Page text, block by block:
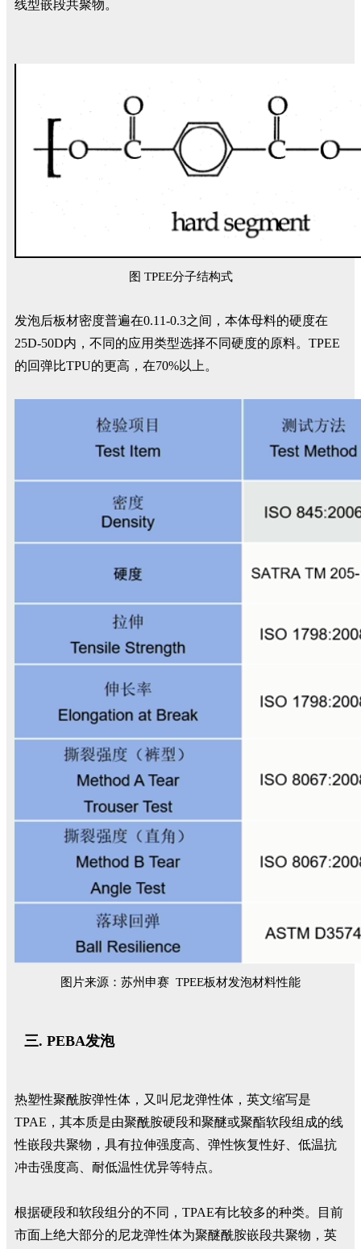
线型嵌段共聚物。
图 TPEE分子结构式
发泡后板材密度普遍在0.11-0.3之间，本体母料的硬度在
25D-50D内，不同的应用类型选择不同硬度的原料。TPEE
的回弹比TPU的更高，在70%以上。
图片来源：苏州申赛 TPEE板材发泡材料性能
PEBA发泡
热塑性聚酰胺弹性体，又叫尼龙弹性体，英文缩写是
TPAE，其本质是由聚酰胺硬段和聚醚或聚酯软段组成的线
性嵌段共聚物，具有拉伸强度高、弹性恢复性好、低温抗
冲击强度高、耐低温性优异等特点。
根据硬段和软段组分的不同，TPAE有比较多的种类。目前
市面上绝大部分的尼龙弹性体为聚醚酰胺嵌段共聚物，英